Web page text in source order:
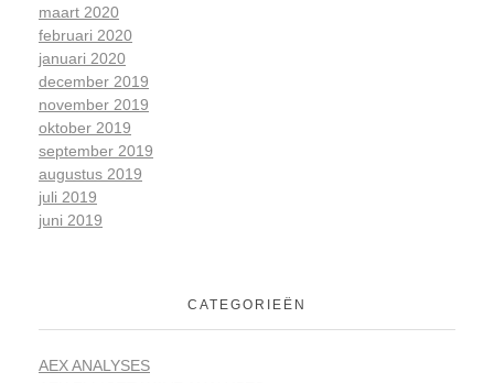
maart 2020
februari 2020
januari 2020
december 2019
november 2019
oktober 2019
september 2019
augustus 2019
juli 2019
juni 2019
CATEGORIEËN
AEX ANALYSES